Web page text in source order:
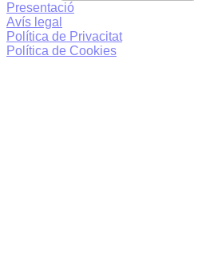
Presentació
Avís legal
Política de Privacitat
Política de Cookies